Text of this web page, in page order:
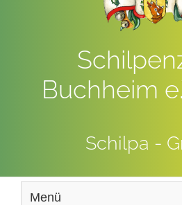
Buchheim
Schilpa -
Menü